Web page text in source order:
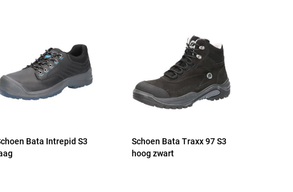
Bata Intrepid S3
Schoen Bata Traxx 97 S3
hoog zwart